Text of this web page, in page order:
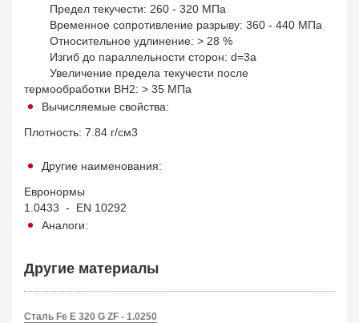
Предел текучести: 260 - 320 МПа
Временное сопротивление разрыву: 360 - 440 МПа
Относительное удлинение: > 28 %
Изгиб до параллельности сторон: d=3a
Увеличение предела текучести после
термообработки BH2: > 35 МПа
Вычисляемые свойства:
Плотность: 7.84 г/см3
Другие наименования:
Евронормы
1.0433 - EN 10292
Аналоги:
Другие материалы
Сталь Fe E 320 G ZF - 1.0250